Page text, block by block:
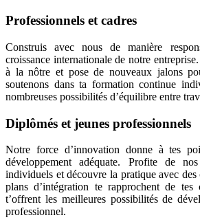
Professionnels et cadres
Construis avec nous de manière
croissance internationale de notre
à la nôtre et pose de nouveaux jalons
soutenons dans ta formation continue
nombreuses possibilités d’équilibre entre
Diplômés et jeunes professionnels
Notre force d’innovation donne à tes
développement adéquate. Profite de nos
individuels et découvre la pratique avec des
plans d’intégration te rapprochent de
t’offrent les meilleures possibilités de
professionnel.